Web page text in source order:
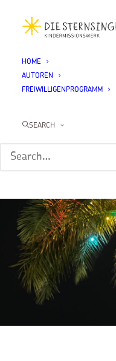
HOME
AUTOREN
FREIWILLIGENPROGRAMM
SEARCH